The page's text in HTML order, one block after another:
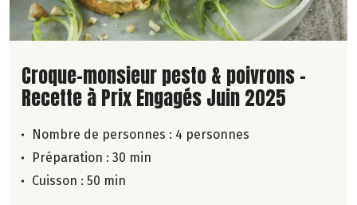
Lire la suite de la recette
Croque-monsieur pesto & poivrons -
Recette à Prix Engagés Juin 2025
Nombre de personnes : 4 personnes
Préparation : 30 min
Cuisson : 50 min